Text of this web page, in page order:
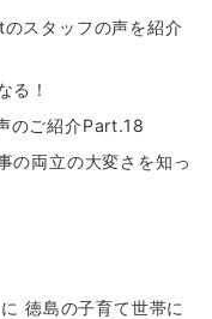
スタッフの声を紹介
る！
のご紹介Part.18
の両立の大変さを知っ
に徳島の子育て世帯に